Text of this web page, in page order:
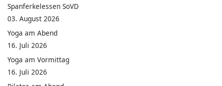
Spanferkelessen SoVD
03. August 2026
Yoga am Abend
16. Juli 2026
Yoga am Vormittag
16. Juli 2026